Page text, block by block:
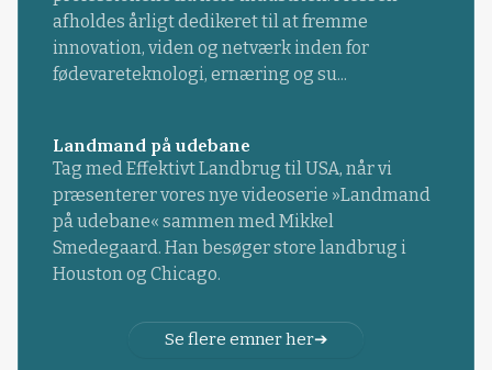
afholdes årligt dedikeret til at fremme
innovation, viden og netværk inden for
fødevareteknologi, ernæring og su...
Landmand på udebane
Tag med Effektivt Landbrug til USA, når vi
præsenterer vores nye videoserie »Landmand
på udebane« sammen med Mikkel
Smedegaard. Han besøger store landbrug i
Houston og Chicago.
Se flere emner her